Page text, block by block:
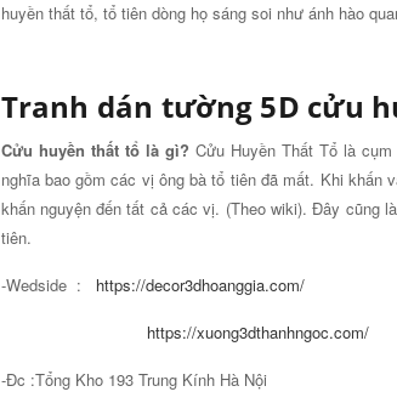
huyền thất tổ, tổ tiên dòng họ sáng soi như ánh hào
Tranh dán tường 5D cửu
Cửu huyền thất tổ là gì? Cửu Huyền Thất Tổ là
nghĩa bao gồm các vị ông bà tổ tiên đã mất. Khi khấn
khấn nguyện đến tất cả các vị. (Theo wiki). Đây cũng
tiên.
-Wedside : https://decor3dhoanggia.com/
https://xuong3dthanhngoc.com/
-Đc :Tổng Kho 193 Trung Kính Hà Nội